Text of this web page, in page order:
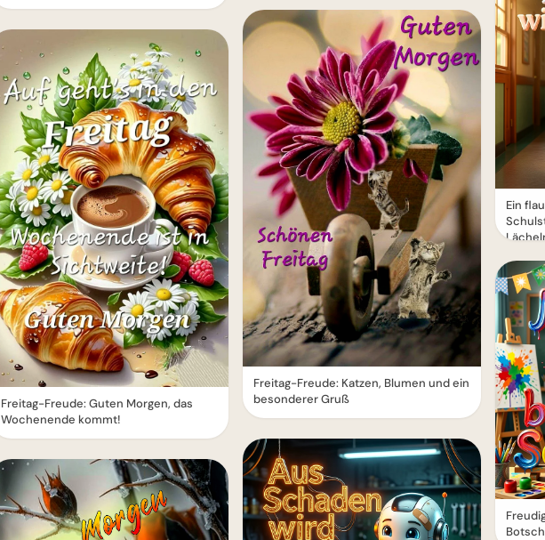
Freitag-Freude: Guten Morgen, das
Wochenende kommt!
Freitag-Freude: Katzen, Blumen und ein
besonderer Gruß
Ein